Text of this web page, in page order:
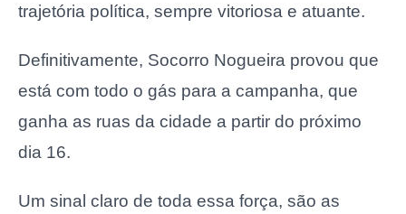
trajetória política, sempre vitoriosa e atuante.
Definitivamente, Socorro Nogueira provou que
está com todo o gás para a campanha, que
ganha as ruas da cidade a partir do próximo
dia 16.
Um sinal claro de toda essa força, são as